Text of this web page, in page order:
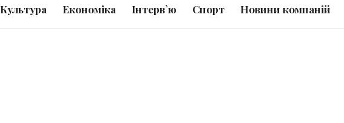
Культура Економіка Інтерв`ю Спорт Новини компаній